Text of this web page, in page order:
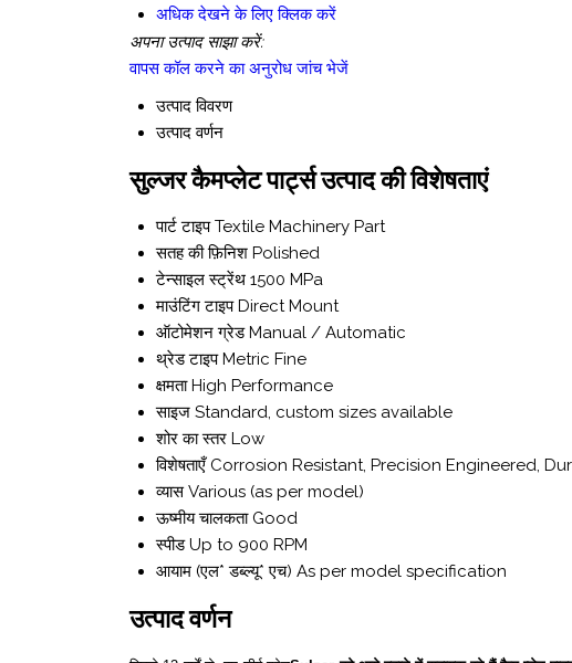
अधिक देखने के लिए क्लिक करें
अपना उत्पाद साझा करें:
वापस कॉल करने का अनुरोध जांच भेजें
उत्पाद विवरण
उत्पाद वर्णन
सुल्जर कैमप्लेट पार्ट्स उत्पाद की विशेषताएं
पार्ट टाइप Textile Machinery Part
सतह की फ़िनिश Polished
टेन्साइल स्ट्रेंथ 1500 MPa
माउंटिंग टाइप Direct Mount
ऑटोमेशन ग्रेड Manual / Automatic
थ्रेड टाइप Metric Fine
क्षमता High Performance
साइज Standard, custom sizes available
शोर का स्तर Low
विशेषताएँ Corrosion Resistant, Precision Engineered,
व्यास Various (as per model)
ऊष्मीय चालकता Good
स्पीड Up to 900 RPM
आयाम (एल* डब्ल्यू* एच) As per model specification
उत्पाद वर्णन